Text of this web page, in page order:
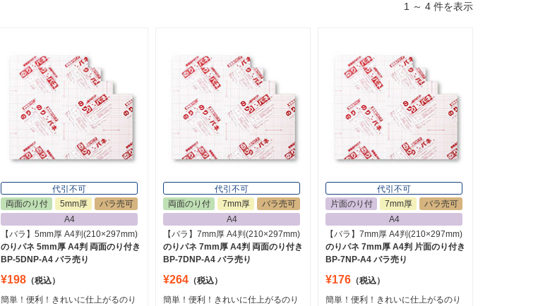
1 ～ 4 件を表示
代引不可
両面のり付
5mm厚
バラ売可
A4
【バラ】5mm厚 A4判(210×297mm)
のりパネ 5mm厚 A4判 両面のり付き
BP-5DNP-A4 バラ売り
¥198 （税込）
簡単！便利！きれいに仕上がるのり
代引不可
両面のり付
7mm厚
バラ売可
A4
【バラ】7mm厚 A4判(210×297mm)
のりパネ 7mm厚 A4判 両面のり付き
BP-7DNP-A4 バラ売り
¥264 （税込）
簡単！便利！きれいに仕上がるのり
代引不可
片面のり付
7mm厚
バラ売可
A4
【バラ】7mm厚 A4判(210×297mm)
のりパネ 7mm厚 A4判 片面のり付き
BP-7NP-A4 バラ売り
¥176 （税込）
簡単！便利！きれいに仕上がるのり